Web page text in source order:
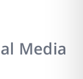
Media